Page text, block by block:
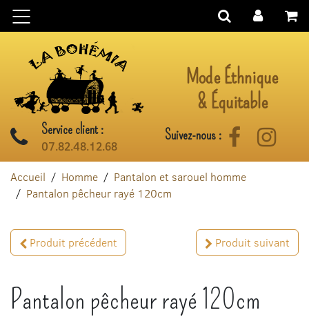
Aller au contenu
Mode Éthnique
& Équitable
Service client :
07.82.48.12.68
Suivez-nous : Facebook
Accueil Homme
Pantalon et sarouel homme
Pantalon pêcheur rayé 120cm
Produit précédent Produit suivant
Pantalon pêcheur rayé 120cm